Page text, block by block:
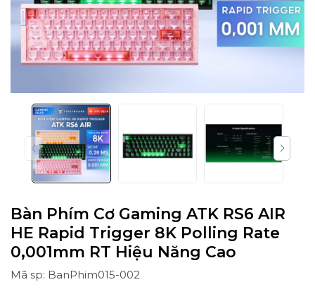
Bàn Phím Cơ Gaming ATK RS6 AIR
HE Rapid Trigger 8K Polling Rate
0,001mm RT Hiệu Năng Cao
Mã sp: BanPhim015-002